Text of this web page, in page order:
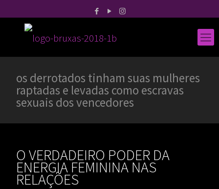
os derrotados tinham suas mulheres
raptadas e levadas como escravas
sexuais dos vencedores
O VERDADEIRO PODER DA
ENERGIA FEMININA NAS
RELAÇÕES